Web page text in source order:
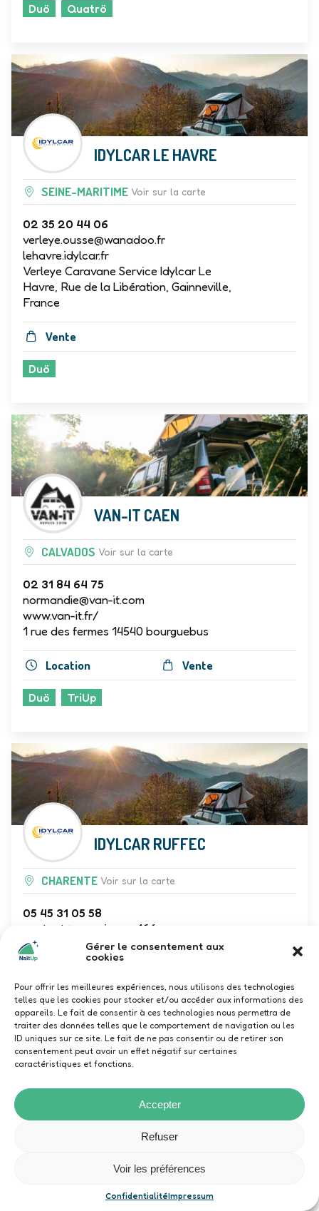
Gérer le consentement aux
cookies
Pour offrir les meilleures expériences, nous utilisons des technologies
telles que les cookies pour stocker et/ou accéder aux informations des
appareils. Le fait de consentir à ces technologies nous permettra de
traiter des données telles que le comportement de navigation ou les
ID uniques sur ce site. Le fait de ne pas consentir ou de retirer son
consentement peut avoir un effet négatif sur certaines
caractéristiques et fonctions.
Accepter
Refuser
Voir les préférences
ConfidentialitéImpressum
Duö Quatrö
IDYLCAR LE HAVRE
SEINE-MARITIME Voir sur la carte
02 35 20 44 06
verleye.ousse@wanadoo.fr
lehavre.idylcar.fr
Verleye Caravane Service Idylcar Le
Havre, Rue de la Libération, Gainneville,
France
Vente
Duö
VAN-IT CAEN
CALVADOS Voir sur la carte
02 31 84 64 75
normandie@van-it.com
www.van-it.fr/
1 rue des fermes 14540 bourguebus
Location Vente
Duö TriUp
IDYLCAR RUFFEC
CHARENTE Voir sur la carte
05 45 31 05 58
contact@campingcar16.fr
www.ruffec.idylcar.fr
Camping Car Sarl REMY Frères -- Idylcar
France
Vente
Duö
SCM65 AVENTURE